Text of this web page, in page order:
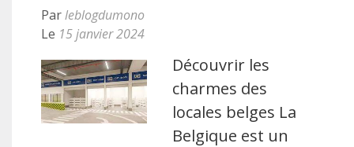
Parleblogdumono
Le 15 janvier 2024
Découvrir les
charmes des
locales belges La
Belgique est un